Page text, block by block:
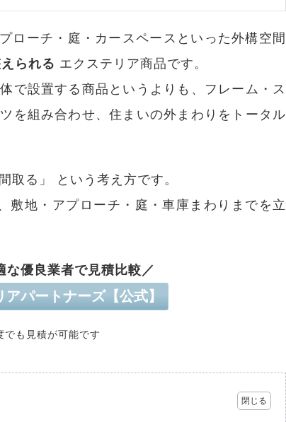
ローチ・庭・カースペースといった外構空間
られる エクステリア商品です。
で設置する商品というよりも、フレーム・ス
を組み合わせ、住まいの外まわりをトータル
取る」 という考え方です。
敷地・アプローチ・庭・車庫まわりまでを立
な優良業者で見積比較／
パートナーズ【公式】
も見積が可能です